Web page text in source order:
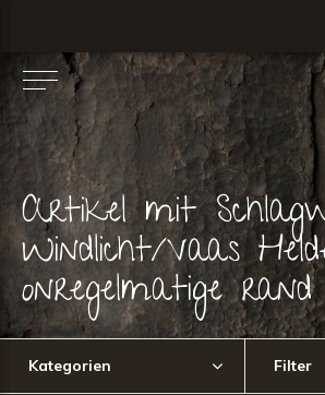
Artikel mit
Windlicht/Vaas
onregelmatige rand
Kategorien Filter